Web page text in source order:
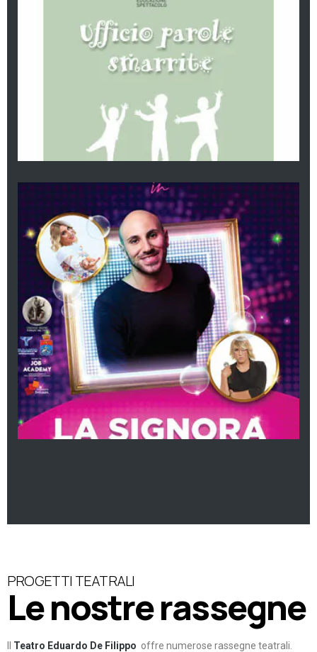
PROGETTI TEATRALI
Le nostre rassegne
Teatro Eduardo De Filippo offre numerose rassegne teatrali.